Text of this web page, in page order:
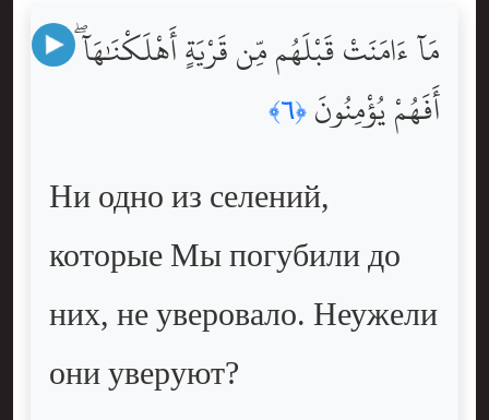
مَآ ءَامَنَتْ قَبْلَهُم مِّن قَرْيَةٍ أَهْلَكْنَٰهَآ ۖ
أَفَهُمْ يُؤْمِنُونَ ﴿٦﴾
Ни одно из селений,
которые Мы погубили до
них, не уверовало. Неужели
они уверуют?